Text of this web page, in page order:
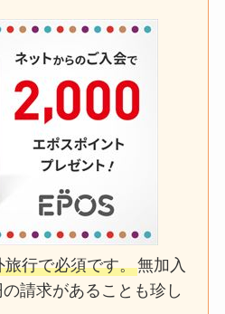
行で必須です。無加入
請求があることも珍し